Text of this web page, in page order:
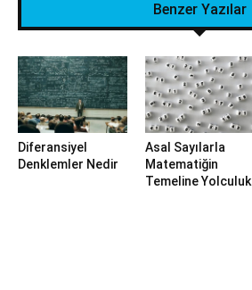
Benzer Yazılar
Diferansiyel
Denklemler Nedir
Asal Sayılarla
Matematiğin
Temeline Yolculuk